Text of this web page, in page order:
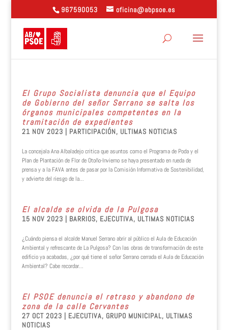
967590053 oficina@abpsoe.es
El Grupo Socialista denuncia que el Equipo
de Gobierno del señor Serrano se salta los
órganos municipales competentes en la
tramitación de expedientes
21 NOV 2023 | PARTICIPACIÓN, ULTIMAS NOTICIAS
La concejala Ana Albaladejo critica que asuntos como el Programa de Poda y el
Plan de Plantación de Flor de Otoño-Invierno se haya presentado en rueda de
prensa y a la FAVA antes de pasar por la Comisión Informativa de Sostenibilidad,
y advierte del riesgo de la...
El alcalde se olvida de la Pulgosa
15 NOV 2023 | BARRIOS, EJECUTIVA, ULTIMAS NOTICIAS
¿Cuándo piensa el alcalde Manuel Serrano abrir al público el Aula de Educación
Ambiental y refrescante de La Pulgosa? Con las obras de transformación de este
edificio ya acabadas, ¿por qué tiene el señor Serrano cerrada el Aula de Educación
Ambiental? Cabe recordar...
El PSOE denuncia el retraso y abandono de
zona de la calle Cervantes
27 OCT 2023 | EJECUTIVA, GRUPO MUNICIPAL, ULTIMAS
NOTICIAS